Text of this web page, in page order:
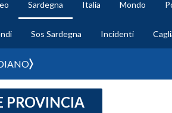
Sardegna Italia Mondo
Sos Sardegna Incidenti
PROVINCIA